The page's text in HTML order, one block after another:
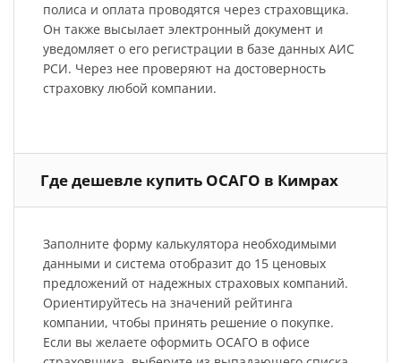
полиса и оплата проводятся через страховщика.
Он также высылает электронный документ и
уведомляет о его регистрации в базе данных АИС
РСИ. Через нее проверяют на достоверность
страховку любой компании.
Где дешевле купить ОСАГО в Кимрах
Заполните форму калькулятора необходимыми
данными и система отобразит до 15 ценовых
предложений от надежных страховых компаний.
Ориентируйтесь на значений рейтинга
компании, чтобы принять решение о покупке.
Если вы желаете оформить ОСАГО в офисе